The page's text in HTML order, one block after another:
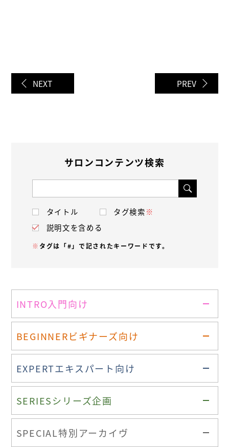
NEXT PREV
サロンコンテンツ検索
タイトル タグ検索※
説明文を含める
※ タグは「#」で記されたキーワードです。
INTRO入門向け
BEGINNERビギナーズ向け
EXPERTエキスパート向け
SERIESシリーズ企画
SPECIAL特別アーカイヴ